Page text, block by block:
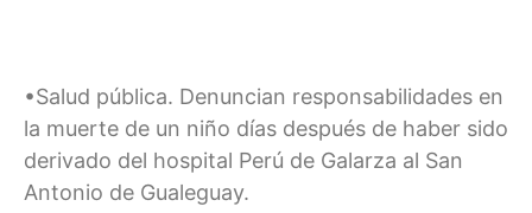
•Salud pública. Denuncian responsabilidades en
la muerte de un niño días después de haber sido
derivado del hospital Perú de Galarza al San
Antonio de Gualeguay.